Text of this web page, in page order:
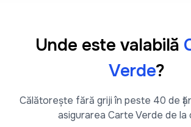
Unde este valabilă
Verde?
Călătorește fără griji în peste 40 de
asigurarea Carte Verde de la